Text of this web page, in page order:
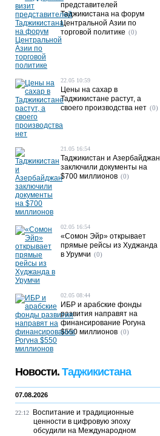
представителей
Таджикистана на форум
Центральной Азии по
торговой политике (0)
22.05 10:59
Цены на сахар в
Таджикистане растут, а
своего производства нет (0)
21.05 16:54
Таджикистан и Азербайджан
заключили документы на
$700 миллионов (0)
02.05 16:54
«Сомон Эйр» открывает
прямые рейсы из Худжанда
в Урумчи (0)
02.05 08:44
ИБР и арабские фонды
развития направят на
финансирование Рогуна
$550 миллионов (0)
Новости. Таджикистана
07.08.2026
22:12
Воспитание и традиционные
ценности в цифровую эпоху
обсудили на Международном